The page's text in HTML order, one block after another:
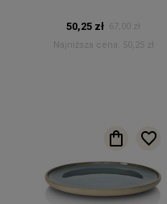
50,25 zł 67,00 zł
Najniższa cena:
50,25 zł